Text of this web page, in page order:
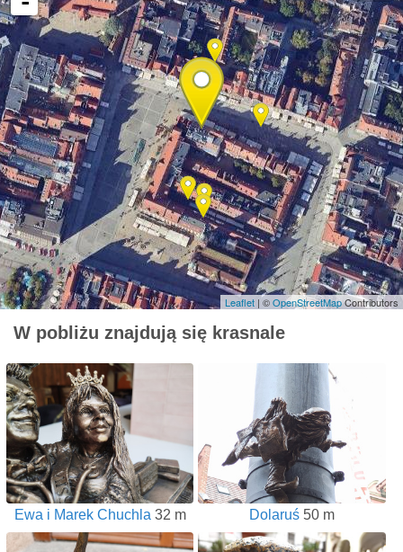
Leaflet | ©OpenStreetMapContributors
W pobliżu znajdują się krasnale
Ewa i Marek Chuchla 32 m Dolaruś50 m